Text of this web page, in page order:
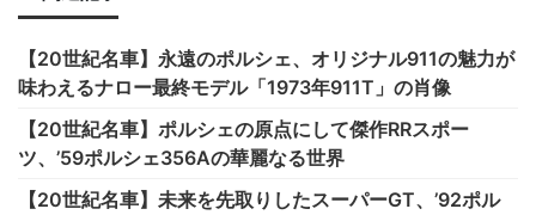
【20世紀名車】永遠のポルシェ、オリジナル911の魅力が
味わえるナロー最終モデル「1973年911T」の肖像
【20世紀名車】ポルシェの原点にして傑作RRスポー
ツ、’59ポルシェ356Aの華麗なる世界
【20世紀名車】未来を先取りしたスーパーGT、’92ポル